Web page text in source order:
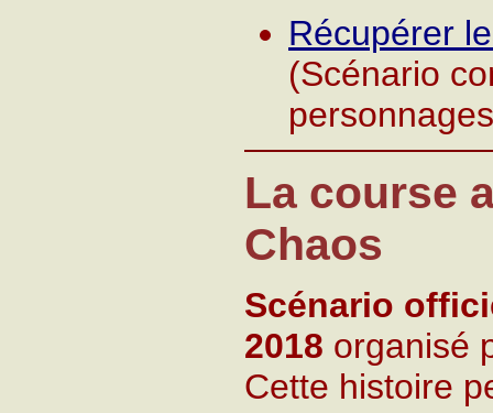
Récupérer
(Scénario
La course
Chaos
Scénario
2018 organisé
Cette histoire